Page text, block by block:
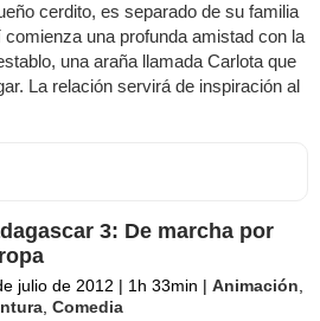
cerdito, es separado de su familia
una profunda amistad con la
una araña llamada Carlota que
La relación servirá de inspiración al
3: De marcha por
julio de 2012 | 1h 33min | Animación
,Comedia